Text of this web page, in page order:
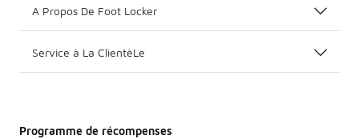
A Propos De Foot Locker
Service à La ClientèLe
Programme de récompenses